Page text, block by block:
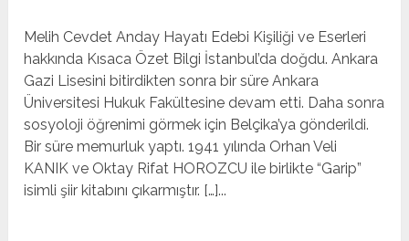
Melih Cevdet Anday Hayatı Edebi Kişiliği ve Eserleri
hakkında Kısaca Özet Bilgi İstanbul’da doğdu. Ankara
Gazi Lisesini bitirdikten sonra bir süre Ankara
Üniversitesi Hukuk Fakültesine devam etti. Daha sonra
sosyoloji öğrenimi görmek için Belçika’ya gönderildi.
Bir süre memurluk yaptı. 1941 yılında Orhan Veli
KANIK ve Oktay Rifat HOROZCU ile birlikte “Garip”
isimli şiir kitabını çıkarmıştır. […]...